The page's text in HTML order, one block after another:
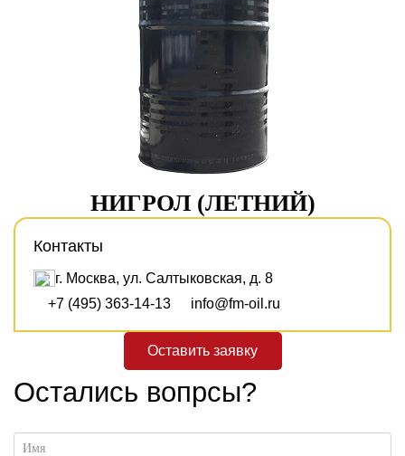
НИГРОЛ (ЛЕТНИЙ)
Контакты
г. Москва, ул. Салтыковская, д. 8
+7 (495) 363-14-13
info@fm-oil.ru
Оставить заявку
Остались вопрсы?
Имя